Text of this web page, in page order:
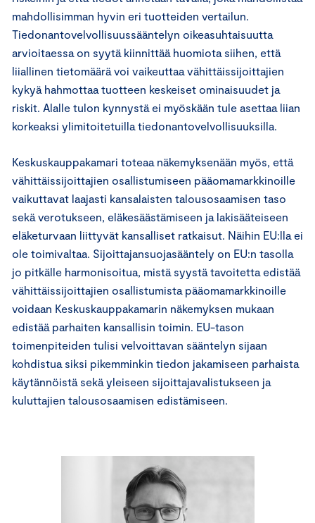
mahdollisimman hyvin eri tuotteiden vertailun.
Tiedonantovelvollisuussääntelyn oikeasuhtaisuutta
arvioitaessa on syytä kiinnittää huomiota siihen, että
liiallinen tietomäärä voi vaikeuttaa vähittäissijoittajien
kykyä hahmottaa tuotteen keskeiset ominaisuudet ja
riskit. Alalle tulon kynnystä ei myöskään tule asettaa liian
korkeaksi ylimitoitetuilla tiedonantovelvollisuuksilla.
Keskuskauppakamari toteaa näkemyksenään myös, että
vähittäissijoittajien osallistumiseen pääomamarkkinoille
vaikuttavat laajasti kansalaisten talousosaamisen taso
sekä verotukseen, eläkesäästämiseen ja lakisääteiseen
eläketurvaan liittyvät kansalliset ratkaisut. Näihin EU:lla ei
ole toimivaltaa. Sijoittajansuojasääntely on EU:n tasolla
jo pitkälle harmonisoitua, mistä syystä tavoitetta edistää
vähittäissijoittajien osallistumista pääomamarkkinoille
voidaan Keskuskauppakamarin näkemyksen mukaan
edistää parhaiten kansallisin toimin. EU-tason
toimenpiteiden tulisi velvoittavan sääntelyn sijaan
kohdistua siksi pikemminkin tiedon jakamiseen parhaista
käytännöistä sekä yleiseen sijoittajavalistukseen ja
kuluttajien talousosaamisen edistämiseen.